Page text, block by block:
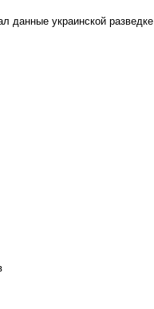
данные украинской разведке